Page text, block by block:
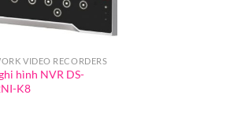
VIDEO RECORDERS
hình NVR DS-
K8